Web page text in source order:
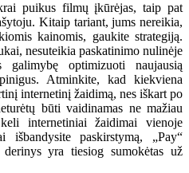
puikus filmų įkūrėjas, taip pat
Kitaip tariant, jums nereikia,
kainomis, gaukite strategiją.
nesuteikia paskatinimo nulinėje
optimizuoti naujausią
Atminkite, kad kiekviena
internetinį žaidimą, nes iškart po
būti vaidinamas ne mažiau
internetiniai žaidimai vienoje
paskirstymą, „Pay“
yra tiesiog sumokėtas už